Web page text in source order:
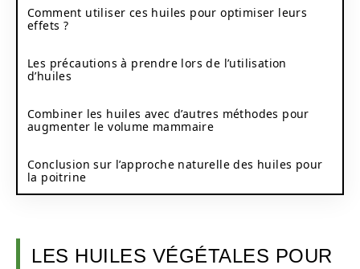
Comment utiliser ces huiles pour optimiser leurs
effets ?
Les précautions à prendre lors de l’utilisation
d’huiles
Combiner les huiles avec d’autres méthodes pour
augmenter le volume mammaire
Conclusion sur l’approche naturelle des huiles pour
la poitrine
LES HUILES VÉGÉTALES POUR